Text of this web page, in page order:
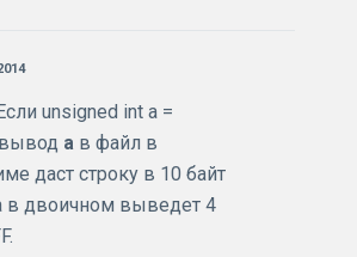
unsigned int a =
a в файл в
даст строку в 10 байт
в двоичном выведет 4